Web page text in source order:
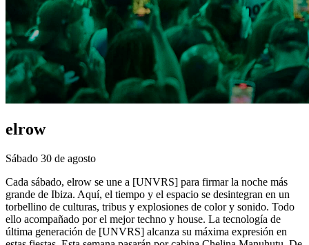
elrow
Sábado 30 de agosto
Cada sábado, elrow se une a [UNVRS] para firmar la noche más
grande de Ibiza. Aquí, el tiempo y el espacio se desintegran en un
torbellino de culturas, tribus y explosiones de color y sonido. Todo
ello acompañado por el mejor techno y house. La tecnología de
última generación de [UNVRS] alcanza su máxima expresión en